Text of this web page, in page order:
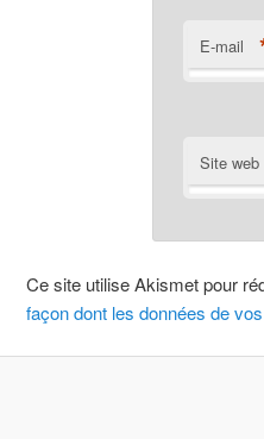
E-mail
Site web
Ce site utilise Akismet pour
façon dont les données de